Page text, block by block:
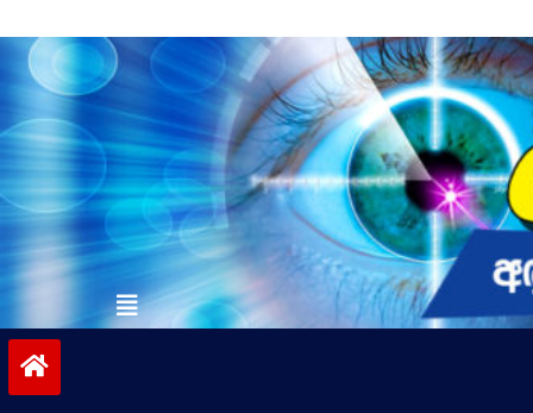
to
contentvinivida.lk